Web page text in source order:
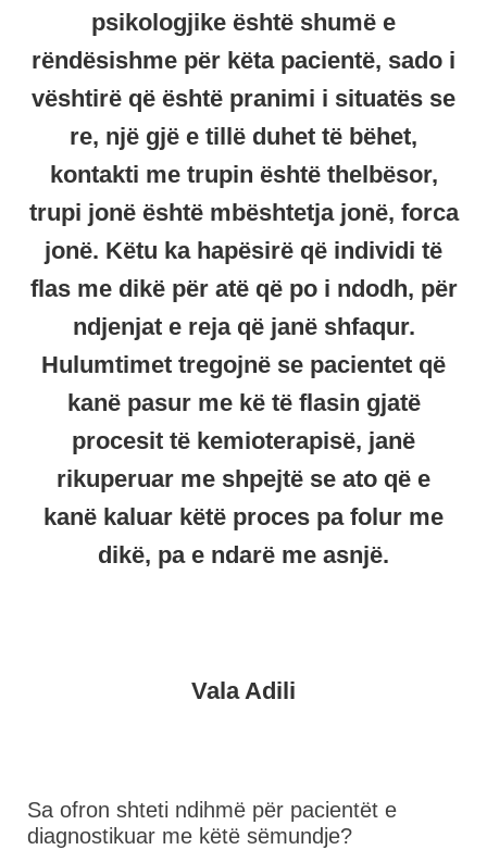
psikologjike është shumë e
rëndësishme për këta pacientë, sado i
vështirë që është pranimi i situatës se
re, një gjë e tillë duhet të bëhet,
kontakti me trupin është thelbësor,
trupi jonë është mbështetja jonë, forca
jonë. Këtu ka hapësirë që individi të
flas me dikë për atë që po i ndodh, për
ndjenjat e reja që janë shfaqur.
Hulumtimet tregojnë se pacientet që
kanë pasur me kë të flasin gjatë
procesit të kemioterapisë, janë
rikuperuar me shpejtë se ato që e
kanë kaluar këtë proces pa folur me
dikë, pa e ndarë me asnjë.
Vala Adili
Sa ofron shteti ndihmë për pacientët e
diagnostikuar me këtë sëmundje?